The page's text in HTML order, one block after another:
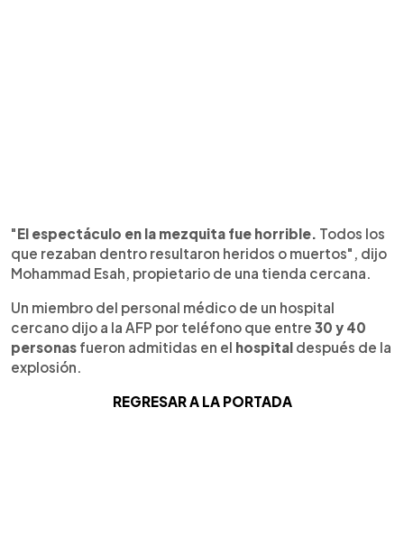
"El espectáculo en la mezquita fue horrible. Todos los
que rezaban dentro resultaron heridos o muertos", dijo
Mohammad Esah, propietario de una tienda cercana.
Un miembro del personal médico de un hospital
cercano dijo a la AFP por teléfono que entre 30 y 40
personas fueron admitidas en el hospital después de la
explosión.
REGRESAR A LA PORTADA